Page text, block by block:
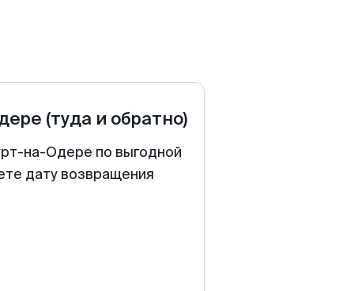
(туда и обратно)
на-Одере по выгодной
дату возвращения